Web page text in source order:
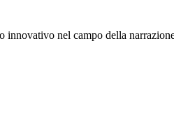
innovativo nel campo della